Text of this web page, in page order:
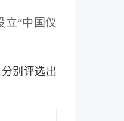
立“中国仪
别评选出